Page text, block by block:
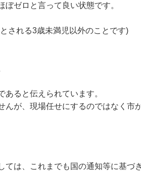
ゼロと言って良い状態です。
される3歳未満児以外のことです)
ると伝えられています。
が、現場任せにするのではなく市
は、これまでも国の通知等に基づ